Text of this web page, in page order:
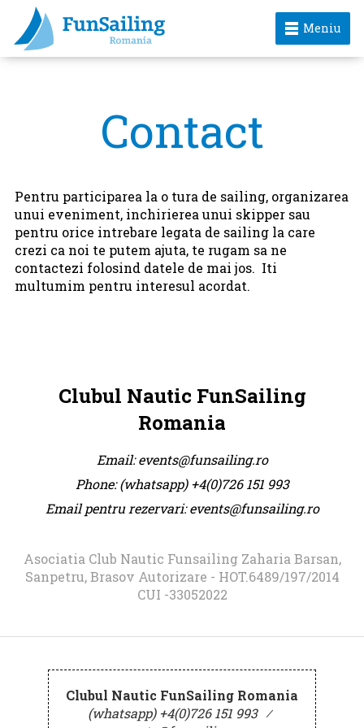
Meniu
Contact
Pentru participarea la o tura de sailing, organizarea
unui eveniment, inchirierea unui skipper sau
pentru orice intrebare legata de sailing la care
crezi ca noi te putem ajuta, te rugam sa ne
contactezi folosind datele de mai jos. Iti
multumim pentru interesul acordat.
Clubul Nautic FunSailing
Romania
Email: events@funsailing.ro
Phone: (whatsapp) +4(0)726 151 993
Email pentru rezervari: events@funsailing.ro
Asociatia Club Nautic Funsailing Zaharia Barsan,
Sanpetru, Brasov Autorizare - HOT.6489/197/2014
CUI -33052022
Clubul Nautic FunSailing Romania
(whatsapp) +4(0)726 151 993 ⁄